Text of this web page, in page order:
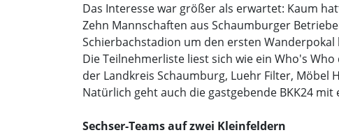
Das Interesse war größer als erwartet: Kaum
Zehn Mannschaften aus Schaumburger
Schierbachstadion um den ersten Wanderpokal
Die Teilnehmerliste liest sich wie ein Who's
der Landkreis Schaumburg, Luehr Filter, Möbel
Natürlich geht auch die gastgebende BKK24
Sechser-Teams auf zwei Kleinfeldern